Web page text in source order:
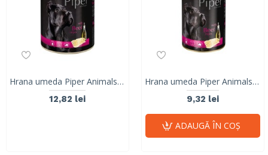
Hrana umeda Piper Animals, burta de vita, conserva, 800 g
12,82 lei
Hrana umeda Piper Animals, burta de vita, conserva, 400 g
9,32 lei
ADAUGĂ ÎN COŞ